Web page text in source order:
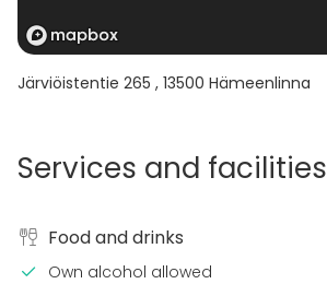
Järviöistentie 265 , 13500 Hämeenlinna
Services and facilities
Food and drinks
Own alcohol allowed